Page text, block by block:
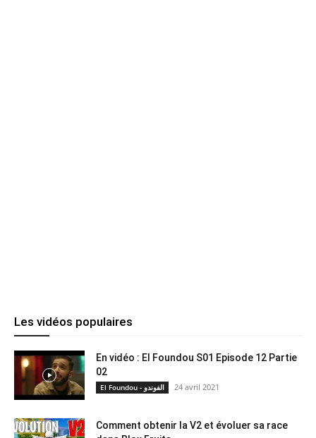
Les vidéos populaires
En vidéo : El Foundou S01 Episode 12 Partie
02
El Foundou - الفوندو 24 avril 2021
Comment obtenir la V2 et évoluer sa race